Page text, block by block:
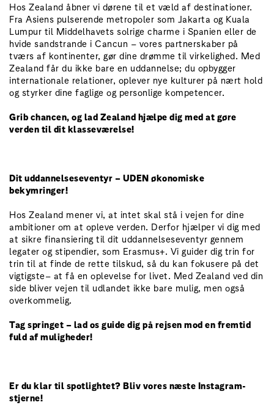
Hos Zealand åbner vi dørene til et væld af destinationer.
Fra Asiens pulserende metropoler som Jakarta og Kuala
Lumpur til Middelhavets solrige charme i Spanien eller de
hvide sandstrande i Cancun – vores partnerskaber på
tværs af kontinenter, gør dine drømme til virkelighed. Med
Zealand får du ikke bare en uddannelse; du opbygger
internationale relationer, oplever nye kulturer på nært hold
og styrker dine faglige og personlige kompetencer.
Grib chancen, og lad Zealand hjælpe dig med at gøre
verden til dit klasseværelse!
Dit uddannelseseventyr – UDEN økonomiske
bekymringer!
Hos Zealand mener vi, at intet skal stå i vejen for dine
ambitioner om at opleve verden. Derfor hjælper vi dig med
at sikre finansiering til dit uddannelseseventyr gennem
legater og stipendier, som Erasmus+. Vi guider dig trin for
trin til at finde de rette tilskud, så du kan fokusere på det
vigtigste– at få en oplevelse for livet. Med Zealand ved din
side bliver vejen til udlandet ikke bare mulig, men også
overkommelig.
Tag springet – lad os guide dig på rejsen mod en fremtid
fuld af muligheder!
Er du klar til spotlightet? Bliv vores næste Instagram-
stjerne!